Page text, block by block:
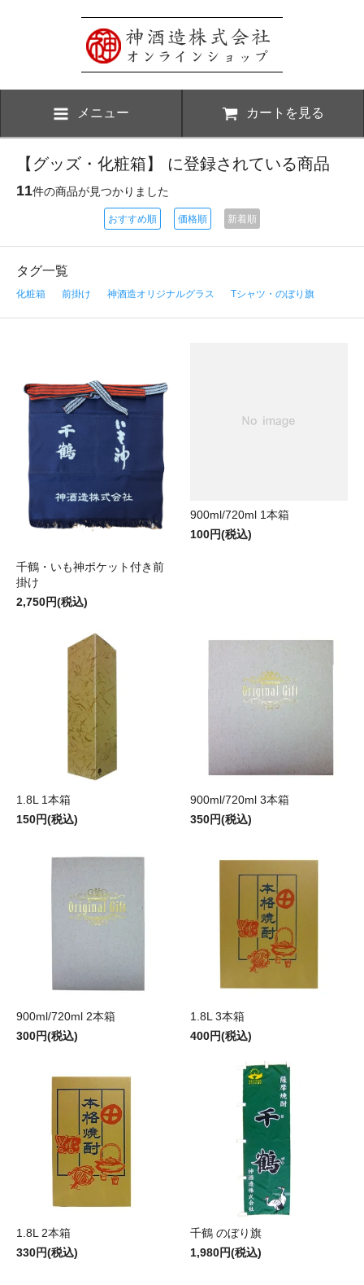
メニュー カートを見る
【グッズ・化粧箱】 に登録されている商品
11件の商品が見つかりました
おすすめ順 価格順 新着順
タグ一覧
化粧箱 前掛け 神酒造オリジナルグラス Tシャツ・のぼり旗
千鶴・いも神ポケット付き前
掛け
2,750円(税込)
900ml/720ml 1本箱
100円(税込)
1.8L 1本箱
150円(税込)
900ml/720ml 3本箱
350円(税込)
900ml/720ml 2本箱
300円(税込)
1.8L 3本箱
400円(税込)
1.8L 2本箱
330円(税込)
千鶴 のぼり旗
1,980円(税込)